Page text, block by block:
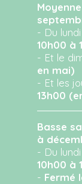
- Du
10h00 à
- Et le
en mai)
- Et les
13h00
Basse
à
- Du
10h00 à
- Fermé